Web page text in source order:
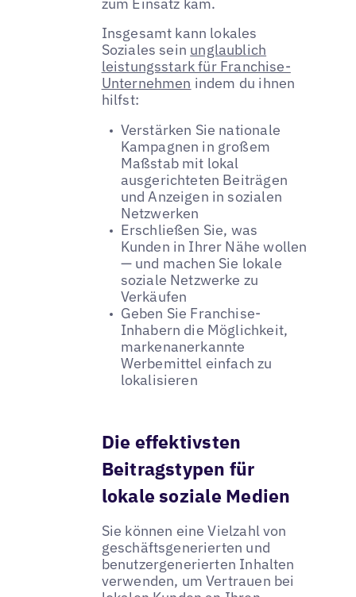
Insgesamt kann lokales
Soziales sein unglaublich
leistungsstark für Franchise-
Unternehmen indem du ihnen
hilfst:
Verstärken Sie nationale
Kampagnen in großem
Maßstab mit lokal
ausgerichteten Beiträgen
und Anzeigen in sozialen
Netzwerken
Erschließen Sie, was
Kunden in Ihrer Nähe wollen
— und machen Sie lokale
soziale Netzwerke zu
Verkäufen
Geben Sie Franchise-
Inhabern die Möglichkeit,
markenanerkannte
Werbemittel einfach zu
lokalisieren
Die effektivsten
Beitragstypen für
lokale soziale Medien
Sie können eine Vielzahl von
geschäftsgenerierten und
benutzergenerierten Inhalten
verwenden, um Vertrauen bei